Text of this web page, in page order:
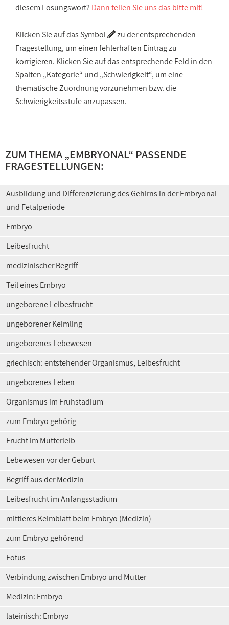
diesem Lösungswort? Dann teilen Sie uns das bitte mit!
Klicken Sie auf das Symbol
zu der entsprechenden
Fragestellung, um einen fehlerhaften Eintrag zu
korrigieren. Klicken Sie auf das entsprechende Feld in den
Spalten „Kategorie“ und „Schwierigkeit“, um eine
thematische Zuordnung vorzunehmen bzw. die
Schwierigkeitsstufe anzupassen.
ZUM THEMA „EMBRYONAL“ PASSENDE
FRAGESTELLUNGEN:
Ausbildung und Differenzierung des Gehirns in der Embryonal-
und Fetalperiode
Embryo
Leibesfrucht
medizinischer Begriff
Teil eines Embryo
ungeborene Leibesfrucht
ungeborener Keimling
ungeborenes Lebewesen
griechisch: entstehender Organismus, Leibesfrucht
ungeborenes Leben
Organismus im Frühstadium
zum Embryo gehörig
Frucht im Mutterleib
Lebewesen vor der Geburt
Begriff aus der Medizin
Leibesfrucht im Anfangsstadium
mittleres Keimblatt beim Embryo (Medizin)
zum Embryo gehörend
Fötus
Verbindung zwischen Embryo und Mutter
Medizin: Embryo
lateinisch: Embryo